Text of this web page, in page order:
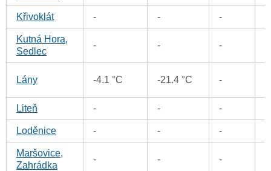
Křivoklát - - -
Kutná Hora,
Sedlec
- - -
Lány -4.1 °C -21.4 °C -
Liteň - - -
Loděnice - - -
Maršovice,
Zahrádka
- - -